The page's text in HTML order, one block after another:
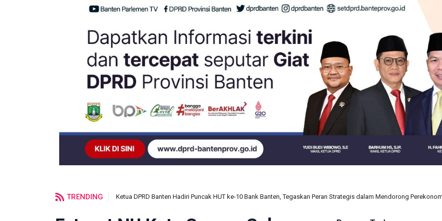
TRENDING Ketua DPRD Banten Hadiri Puncak HUT ke-10 Bank Banten, Tegaskan Peran Strategis dalam Mendorong